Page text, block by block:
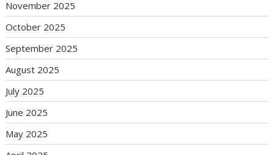
November 2025
October 2025
September 2025
August 2025
July 2025
June 2025
May 2025